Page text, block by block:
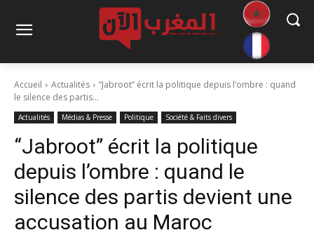
Accueil Actualités
“Jabroot” écrit la politique depuis l’ombre : quand
le silence des partis...
Actualités Médias & Presse Politique Société & Faits divers
“Jabroot” écrit la politique
depuis l’ombre : quand le
silence des partis devient une
accusation au Maroc